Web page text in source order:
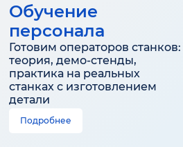
Обучение
персонала
Готовим операторов станков:
теория, демо-стенды,
практика на реальных
станках с изготовлением
детали
Подробнее